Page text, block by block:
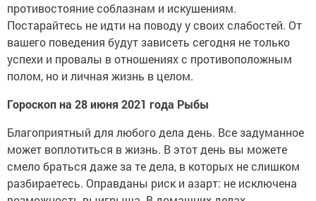
противостояние соблазнам и искушениям.
Постарайтесь не идти на поводу у своих слабостей. От
вашего поведения будут зависеть сегодня не только
успехи и провалы в отношениях с противоположным
полом, но и личная жизнь в целом.
Гороскоп на 28 июня 2021 года Рыбы
Благоприятный для любого дела день. Все задуманное
может воплотиться в жизнь. В этот день вы можете
смело браться даже за те дела, в которых не слишком
разбираетесь. Оправданы риск и азарт: не исключена